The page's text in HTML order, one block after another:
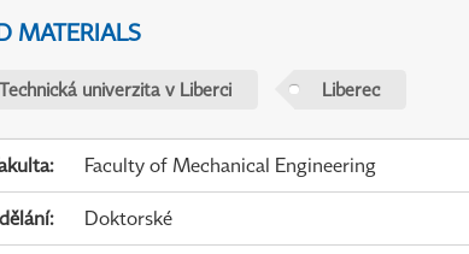
MATERIALS
Technická univerzita v Liberci Liberec
: Faculty of Mechanical Engineering
: Doktorské